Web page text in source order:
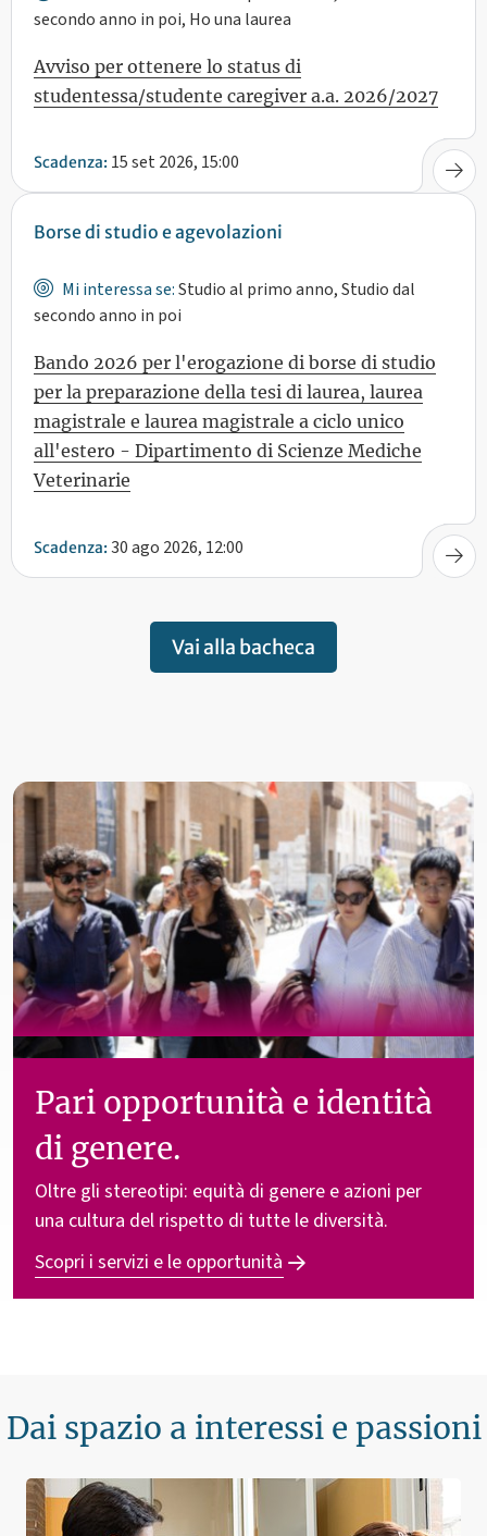
secondo anno in poi, Ho una laurea
Avviso per ottenere lo status di
studentessa/studente caregiver a.a. 2026/2027
Scadenza: 15 set 2026, 15:00
Borse di studio e agevolazioni
Mi interessa se:Studio al primo anno, Studio dal
secondo anno in poi
Bando 2026 per l'erogazione di borse di studio
per la preparazione della tesi di laurea, laurea
magistrale e laurea magistrale a ciclo unico
all'estero - Dipartimento di Scienze Mediche
Veterinarie
Scadenza: 30 ago 2026, 12:00
Vai alla bacheca
Pari opportunità e identità
di genere.
Oltre gli stereotipi: equità di genere e azioni per
una cultura del rispetto di tutte le diversità.
Scopri i servizi e le opportunità
Dai spazio a interessi e passioni